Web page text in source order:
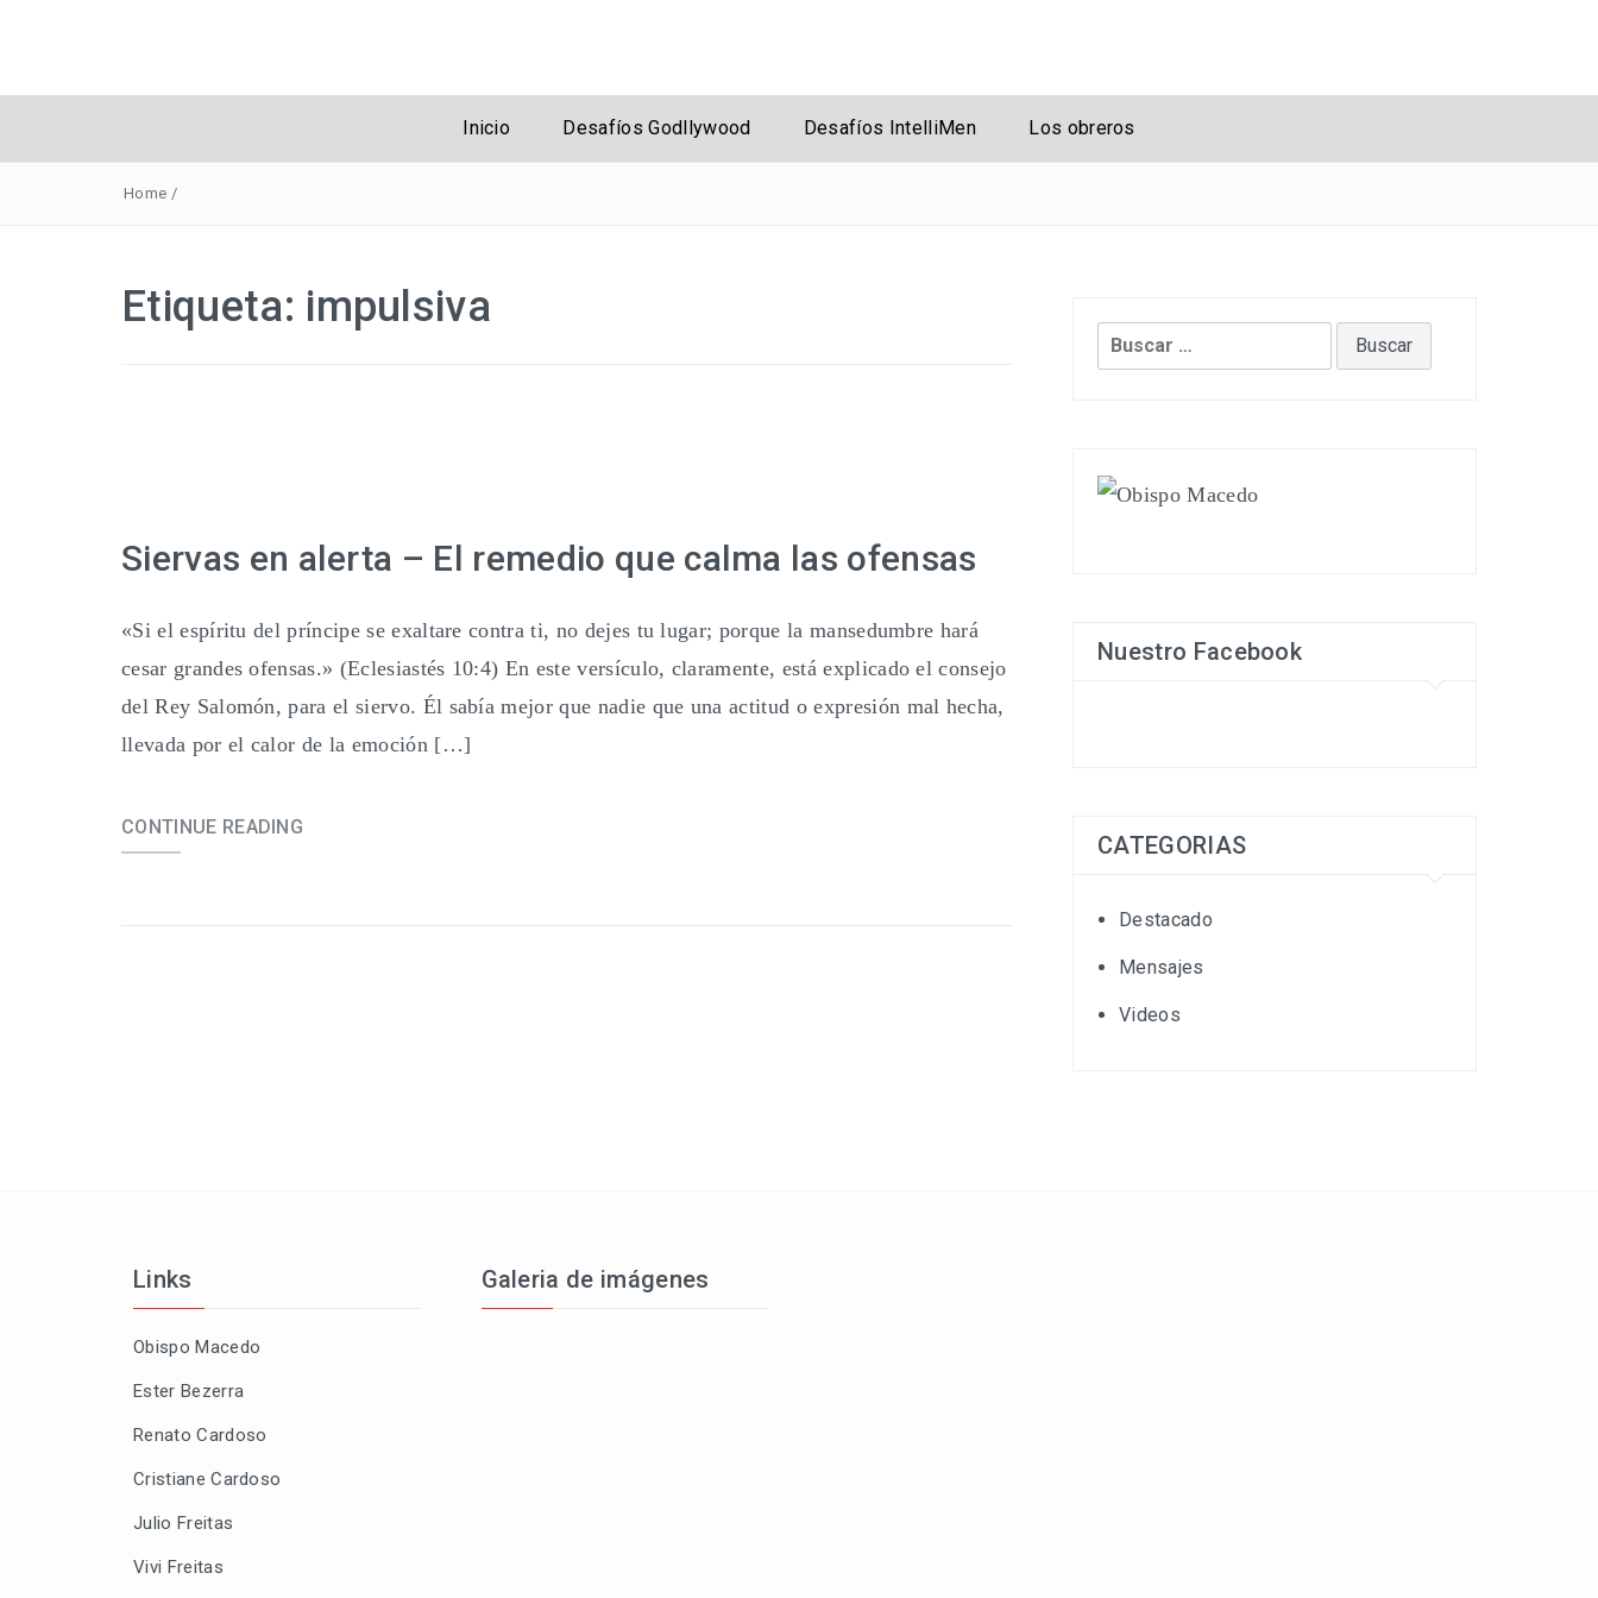
Obreros Universal
Inicio Desafíos Godllywood Desafíos IntelliMen Los obreros
Home /
Etiqueta: impulsiva
Siervas en alerta – El remedio que calma las ofensas
«Si el espíritu del príncipe se exaltare contra ti, no dejes tu lugar; porque la mansedumbre hará
cesar grandes ofensas.» (Eclesiastés 10:4) En este versículo, claramente, está explicado el consejo
del Rey Salomón, para el siervo. Él sabía mejor que nadie que una actitud o expresión mal hecha,
llevada por el calor de la emoción […]
CONTINUE READING
Buscar:
Nuestro Facebook
CATEGORIAS
Destacado
Mensajes
Videos
Links
Obispo Macedo
Ester Bezerra
Renato Cardoso
Cristiane Cardoso
Julio Freitas
Vivi Freitas
Galeria de imágenes